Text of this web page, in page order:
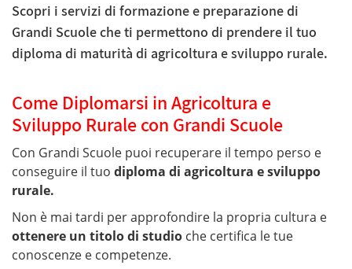
Scopri i servizi di formazione e preparazione di
Grandi Scuole che ti permettono di prendere il tuo
diploma di maturità di agricoltura e sviluppo rurale.
Come Diplomarsi in Agricoltura e
Sviluppo Rurale con Grandi Scuole
Con Grandi Scuole puoi recuperare il tempo perso e
conseguire il tuo diploma di agricoltura e sviluppo
rurale.
Non è mai tardi per approfondire la propria cultura e
ottenere un titolo di studio che certifica le tue
conoscenze e competenze.